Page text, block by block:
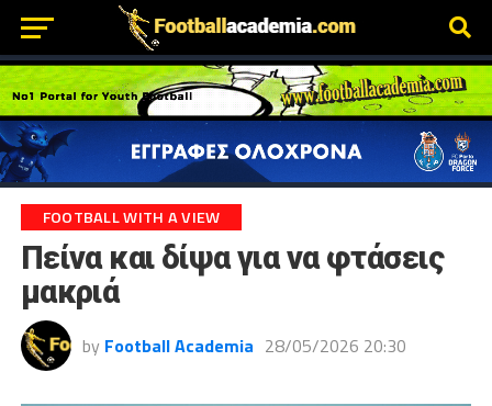
FOOTBALL WITH A VIEW
Πείνα και δίψα για να φτάσεις
μακριά
by Football Academia 28/05/2026 20:30